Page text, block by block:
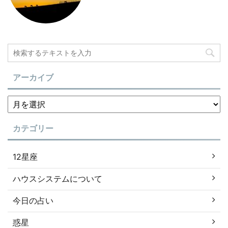
アーカイブ
カテゴリー
12星座
ハウスシステムについて
今日の占い
惑星